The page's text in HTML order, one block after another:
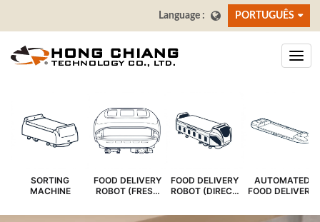
PORTUGUÊS
SORTING
MACHINE
FOOD DELIVERY
ROBOT (FRESH
FOOD DELIVERY
ROBOT (DIRECT
AUTOMATED
FOOD DELIVERY